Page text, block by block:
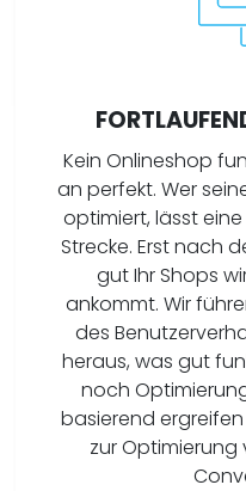
Kein Onlineshop
an perfekt. Wer
optimiert, lässt
Strecke. Erst nach
gut Ihr Shops
ankommt. Wir
des
heraus, was gut
noch
basierend
zur